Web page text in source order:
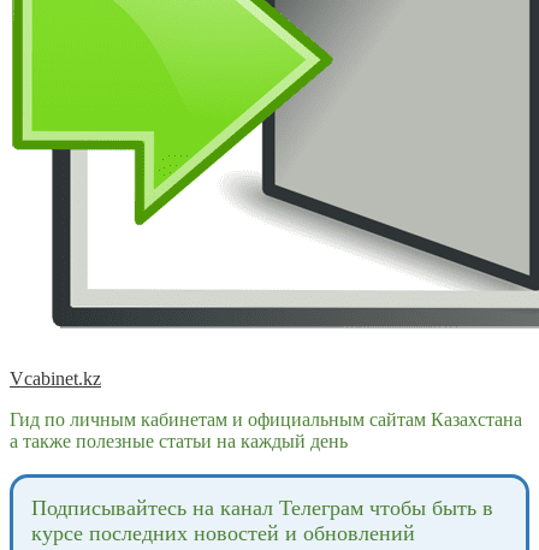
Vcabinet.kz
Гид по личным кабинетам и официальным сайтам Казахстана
а также полезные статьи на каждый день
Подпиcывайтесь на канал Телеграм чтобы быть в
курсе последних новостей и обновлений